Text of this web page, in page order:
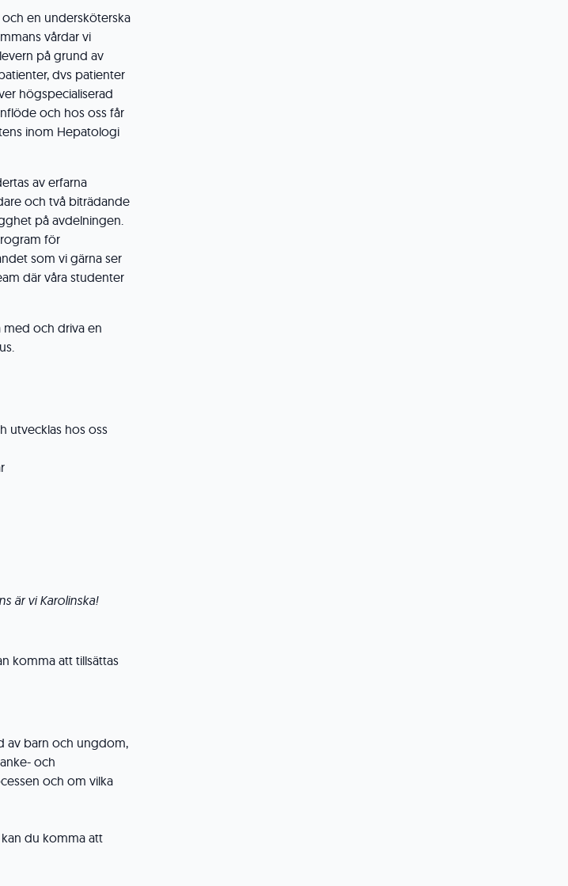
en undersköterska
vårdar vi
på grund av
dvs patienter
högspecialiserad
och hos oss får
inom Hepatologi
av erfarna
och två biträdande
på avdelningen.
för
som vi gärna ser
där våra studenter
med och driva en
utvecklas hos oss
är vi Karolinska!
komma att tillsättas
av barn och ungdom,
och
och om vilka
kan du komma att